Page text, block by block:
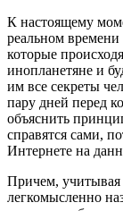
К настоящему
реальном времени
которые
инопланетяне и
им все секреты
пару дней перед
объяснить
справятся сами,
Интернете на
Причем, учитывая
легкомысленно